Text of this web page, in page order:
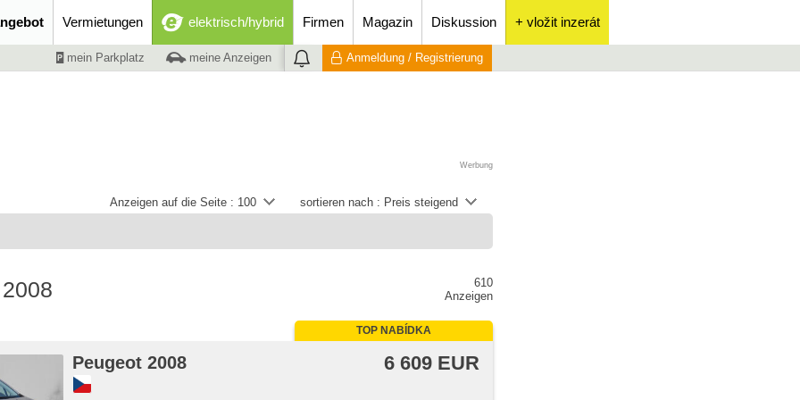
Vermietungen elektrisch/hybrid Firmen Magazin Diskussion + vložit inzerát
mein Parkplatz meine Anzeigen Anmeldung / Registrierung
Werbung
sortieren nach : Preis steigend
Anzeigen auf die Seite : 100
610
Anzeigen
TOP NABÍDKA
Peugeot 2008 6 609 EUR